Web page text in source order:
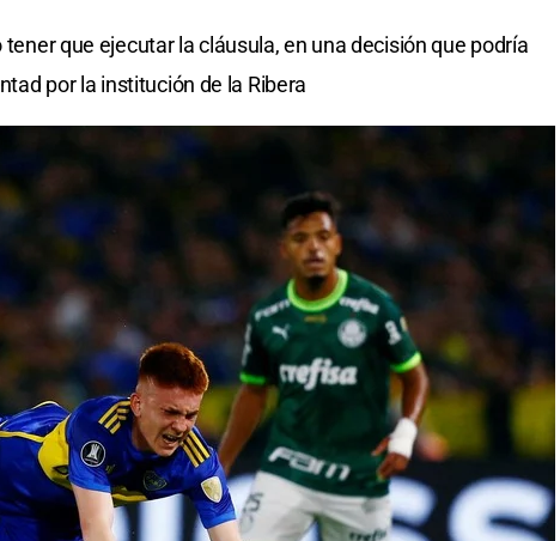
que ejecutar la cláusula, en una decisión que podría
por la institución de la Ribera